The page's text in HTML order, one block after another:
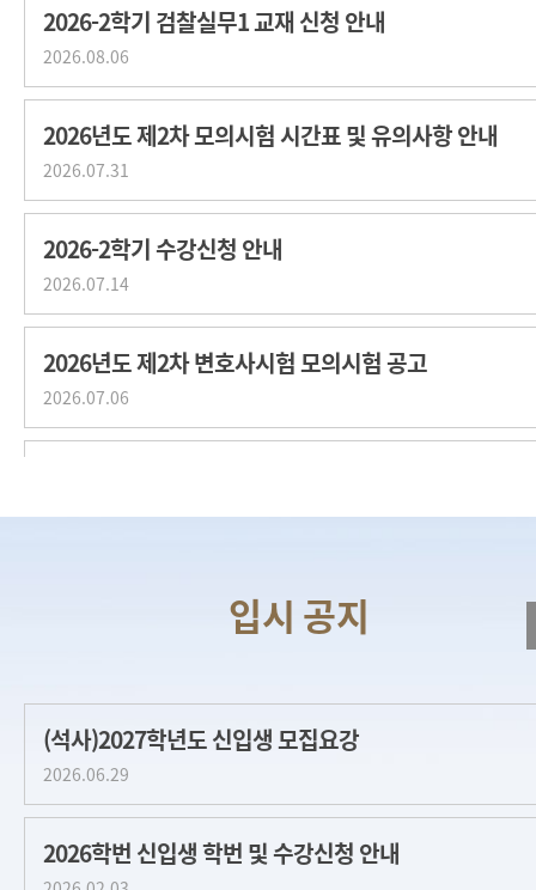
2026-2학기 검찰실무1 교재 신청 안내
2026.08.06
2026년도 제2차 모의시험 시간표 및 유의사항 안내
2026.07.31
2026-2학기 수강신청 안내
2026.07.14
2026년도 제2차 변호사시험 모의시험 공고
2026.07.06
2026.08.03
[박사] 2026-2학기 박사과정 학사 안내문
[인권센터] ‘성
2026.05.26
[박사] 2026-1학기 종합시험 성적결과 확인 안내
2026.04.23
(석사)2027학년도 신입생 모집요강
2026.06.29
2026학번 신입생 학번 및 수강신청 안내